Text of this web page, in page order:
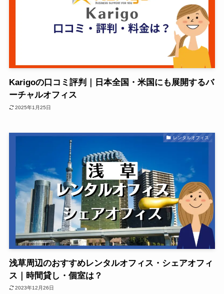
Karigoの口コミ評判｜日本全国・米国にも展開するバ
ーチャルオフィス
2025年1月25日
レンタルオフィス
浅草周辺のおすすめレンタルオフィス・シェアオフィ
ス｜時間貸し・個室は？
2023年12月26日